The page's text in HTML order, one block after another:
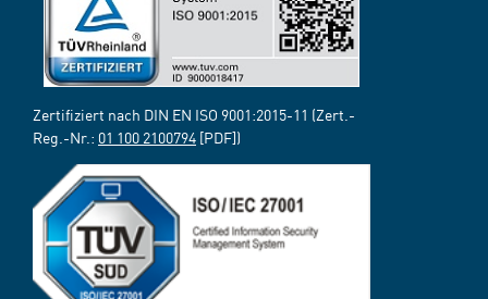
Zertifiziert nach DIN EN ISO 9001:2015-11 (Zert.-
Reg.-Nr.: 01 100 2100794 [PDF])